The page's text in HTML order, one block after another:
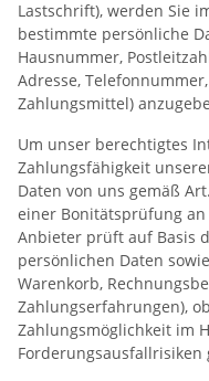
Lastschrift), werden Sie
bestimmte persönliche
Hausnummer,
Adresse,
Zahlungsmittel)
Um unser berechtigtes
Zahlungsfähigkeit
Daten von uns gemäß
einer Bonitätsprüfung
Anbieter prüft auf Basis
persönlichen Daten
Warenkorb,
Zahlungserfahrungen),
Zahlungsmöglichkeit im